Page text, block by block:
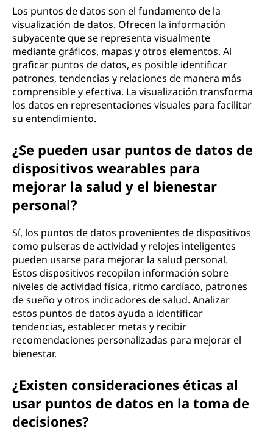
Los puntos de datos son el fundamento de la
visualización de datos. Ofrecen la información
subyacente que se representa visualmente
mediante gráficos, mapas y otros elementos. Al
graficar puntos de datos, es posible identificar
patrones, tendencias y relaciones de manera más
comprensible y efectiva. La visualización transforma
los datos en representaciones visuales para facilitar
su entendimiento.
¿Se pueden usar puntos de datos de
dispositivos wearables para
mejorar la salud y el bienestar
personal?
Sí, los puntos de datos provenientes de dispositivos
como pulseras de actividad y relojes inteligentes
pueden usarse para mejorar la salud personal.
Estos dispositivos recopilan información sobre
niveles de actividad física, ritmo cardíaco, patrones
de sueño y otros indicadores de salud. Analizar
estos puntos de datos ayuda a identificar
tendencias, establecer metas y recibir
recomendaciones personalizadas para mejorar el
bienestar.
¿Existen consideraciones éticas al
usar puntos de datos en la toma de
decisiones?